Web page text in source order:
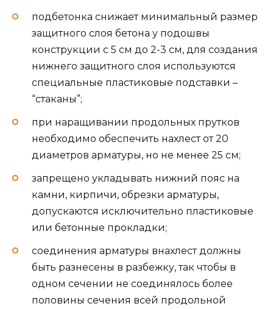
подбетонка снижает минимальный размер
защитного слоя бетона у подошвы
конструкции с 5 см до 2-3 см, для создания
нижнего защитного слоя используются
специальные пластиковые подставки –
“стаканы”;
при наращивании продольных прутков
необходимо обеспечить нахлест от 20
диаметров арматуры, но не менее 25 см;
запрещено укладывать нижний пояс на
камни, кирпичи, обрезки арматуры,
допускаются исключительно пластиковые
или бетонные прокладки;
соединения арматуры внахлест должны
быть разнесены в разбежку, так чтобы в
одном сечении не соединялось более
половины сечения всей продольной